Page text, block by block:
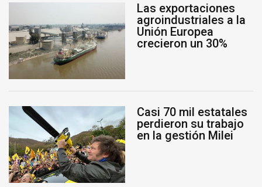
Las exportaciones
agroindustriales a la
Unión Europea
crecieron un 30%
Casi 70 mil estatales
perdieron su trabajo
en la gestión Milei